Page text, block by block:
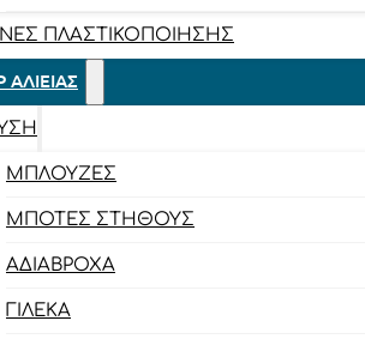
ΠΛΑΣΤΙΚΟΠΟΊΗΣΗΣ
ΜΠΛΟΎΖΕΣ
ΜΠΌΤΕΣ ΣΤΉΘΟΥΣ
ΑΔΙΆΒΡΟΧΑ
ΓΙΛΈΚΑ